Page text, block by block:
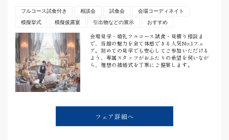
フルコース試食付き 相談会 試食会
会場コーディネイト
模擬挙式
模擬披露宴 引出物などの展示 おすすめ
会場見学・婚礼フルコース試食・見積り相談ま
で、当館の魅力を全て体感できる人気No.1フェ
ア。初めての見学でも安心してご参加いただける
よう、専属スタッフがおふたりの希望を伺いなが
ら、理想の結婚式を丁寧にご提案します。
フェア詳細へ